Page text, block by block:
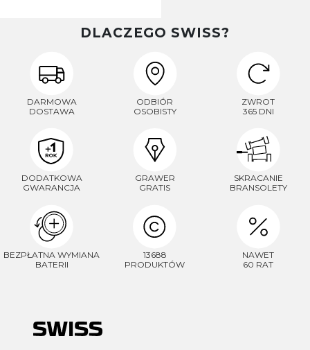
DLACZEGO SWISS?
DARMOWA
DOSTAWA
ODBIÓR
OSOBISTY
ZWROT
365 DNI
DODATKOWA
GWARANCJA
GRAWER
GRATIS
SKRACANIE
BRANSOLETY
BEZPŁATNA WYMIANA
BATERII
13688
PRODUKTÓW
NAWET
60 RAT